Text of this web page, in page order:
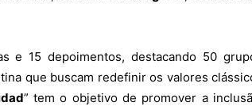
e 15 depoimentos, destacando 50
que buscam redefinir os valores
” tem o objetivo de promover a